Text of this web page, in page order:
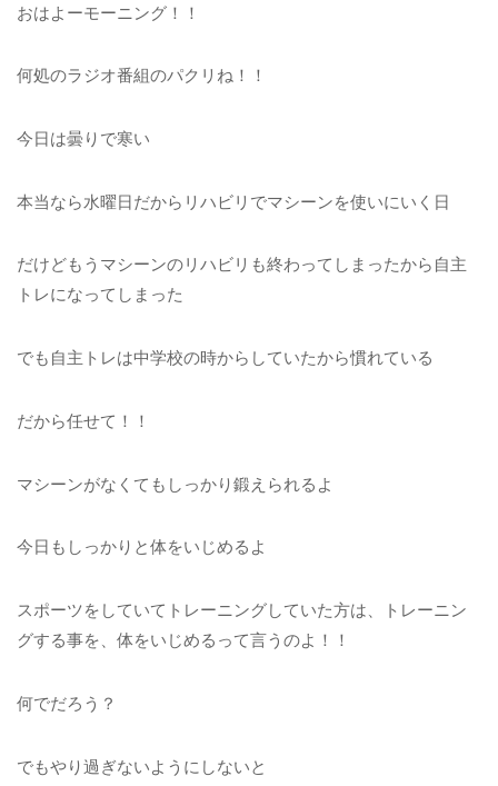
おはよーモーニング！！
何処のラジオ番組のパクリね！！
今日は曇りで寒い
本当なら水曜日だからリハビリでマシーンを使いにいく日
だけどもうマシーンのリハビリも終わってしまったから自主
トレになってしまった
でも自主トレは中学校の時からしていたから慣れている
だから任せて！！
マシーンがなくてもしっかり鍛えられるよ
今日もしっかりと体をいじめるよ
スポーツをしていてトレーニングしていた方は、トレーニン
グする事を、体をいじめるって言うのよ！！
何でだろう？
でもやり過ぎないようにしないと